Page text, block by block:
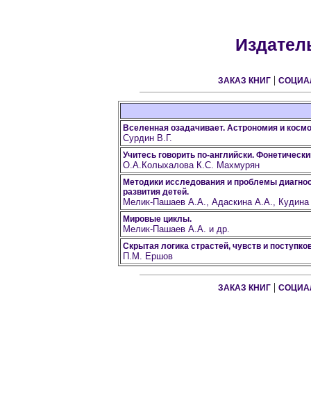
ЗАКАЗ КНИГ |
Вселенная озадачивает. Астрономия и
Сурдин В.Г.
Учитесь говорить по-английски.
О.А.Колыхалова К.С. Махмурян
Методики исследования и проблемы
развития детей.
Мелик-Пашаев А.А., Адаскина А.А.,
Мировые циклы.
Мелик-Пашаев А.А. и др.
Скрытая логика страстей, чувств и
П.М. Ершов
ЗАКАЗ КНИГ |